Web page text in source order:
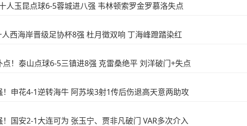
人玉昆点球6-5蓉城进八强 韦林顿索罗金罗慕洛失点
西海岸晋级足协杯8强 杜月徵双响 丁海峰蹬踏染红
！泰山点球6-5三镇进8强 克雷桑绝平 刘洋破门+失点
申花4-1逆转海牛 阿苏埃3射1传后伤退高天意两助攻
国安2-1大连可为 张玉宁、贾非凡破门 VAR多次介入